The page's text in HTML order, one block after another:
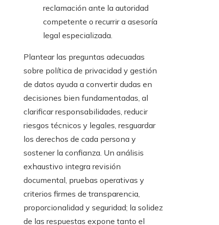
reclamación ante la autoridad
competente o recurrir a asesoría
legal especializada.
Plantear las preguntas adecuadas
sobre política de privacidad y gestión
de datos ayuda a convertir dudas en
decisiones bien fundamentadas, al
clarificar responsabilidades, reducir
riesgos técnicos y legales, resguardar
los derechos de cada persona y
sostener la confianza. Un análisis
exhaustivo integra revisión
documental, pruebas operativas y
criterios firmes de transparencia,
proporcionalidad y seguridad; la solidez
de las respuestas expone tanto el